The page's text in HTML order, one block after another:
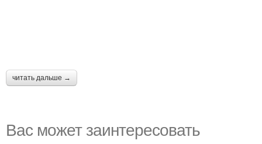
читать дальше →
Вас может заинтересовать